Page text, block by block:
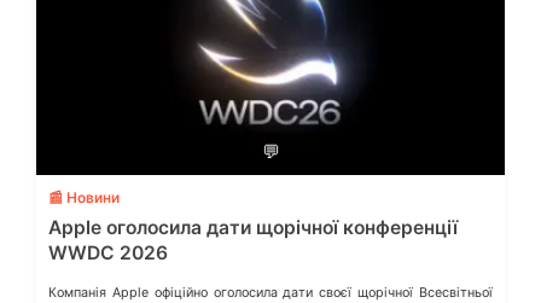
💬
📰 Новини
Apple оголосила дати щорічної конференції
WWDC 2026
Компанія Apple офіційно оголосила дати своєї щорічної Всесвітньої